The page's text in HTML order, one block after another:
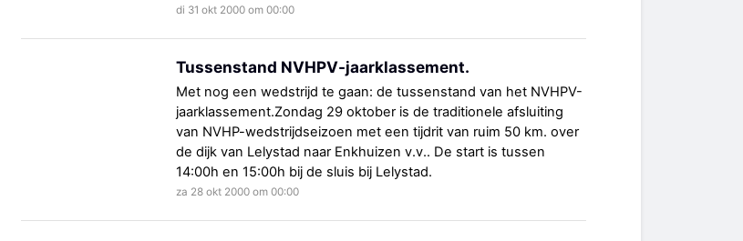
di 31 okt 2000 om 00:00
Tussenstand NVHPV-jaarklassement.
Met nog een wedstrijd te gaan: de tussenstand van het NVHPV-
jaarklassement.Zondag 29 oktober is de traditionele afsluiting
van NVHP-wedstrijdseizoen met een tijdrit van ruim 50 km. over
de dijk van Lelystad naar Enkhuizen v.v.. De start is tussen
14:00h en 15:00h bij de sluis bij Lelystad.
za 28 okt 2000 om 00:00